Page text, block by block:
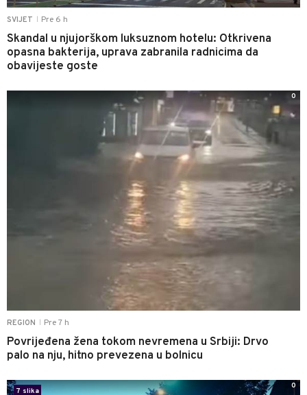
SVIJET Pre 6 h
Skandal u njujorškom luksuznom hotelu: Otkrivena
opasna bakterija, uprava zabranila radnicima da
obavijeste goste
REGION Pre 7 h
Povrijeđena žena tokom nevremena u Srbiji: Drvo
palo na nju, hitno prevezena u bolnicu
0
7 slika
0